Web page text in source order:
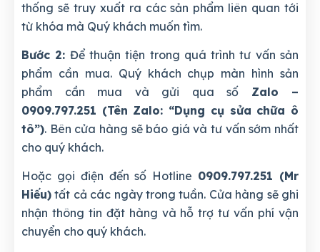
thống sẽ truy xuất ra các sản phẩm liên quan tới
từ khóa mà Quý khách muốn tìm.
Bước 2: Để thuận tiện trong quá trình tư vấn sản
phẩm cần mua. Quý khách chụp màn hình sản
phẩm cần mua và gửi qua số Zalo –
0909.797.251 (Tên Zalo: “Dụng cụ sửa chữa ô
tô”). Bên cửa hàng sẽ báo giá và tư vấn sớm nhất
cho quý khách.
Hoặc gọi điện đến số Hotline 0909.797.251 (Mr
Hiếu) tất cả các ngày trong tuần. Cửa hàng sẽ ghi
nhận thông tin đặt hàng và hỗ trợ tư vấn phí vận
chuyển cho quý khách.